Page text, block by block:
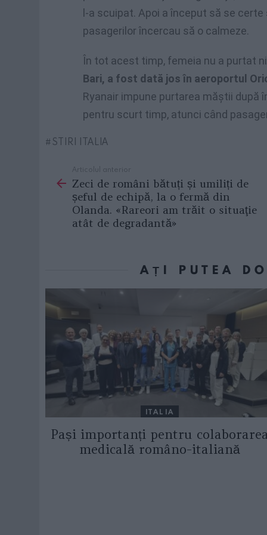
l-a scuipat. Apoi a început să se
pasagerilor încercau să o calmeze.
În tot acest timp, femeia nu a purtat
Bari, a fost dată jos în aeroportul
Ryanair impune purtarea măştii după
pentru scurt timp, atunci când
STIRI ITALIA
more
Articolul anterior
Zeci de români bătuți și umiliți de
șeful de echipă, la o fermă din
Olanda. «Rareori am trăit o situaţie
atât de degradantă»
AȚI PUTEA
ITALIA
Pași importanți pentru
medicală româno-italiană